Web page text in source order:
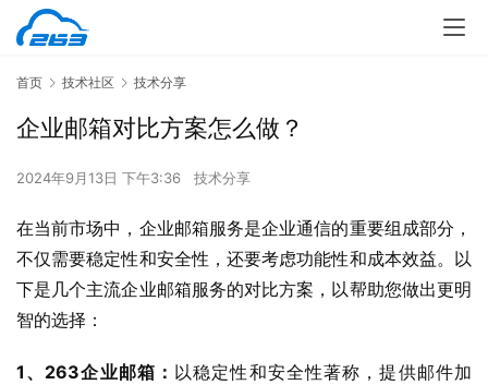
首页 技术社区 技术分享
企业邮箱对比方案怎么做？
2024年9月13日 下午3:36 技术分享
在当前市场中，企业邮箱服务是企业通信的重要组成部分，
不仅需要稳定性和安全性，还要考虑功能性和成本效益。以
下是几个主流企业邮箱服务的对比方案，以帮助您做出更明
智的选择：
1、263企业邮箱： 以稳定性和安全性著称，提供邮件加